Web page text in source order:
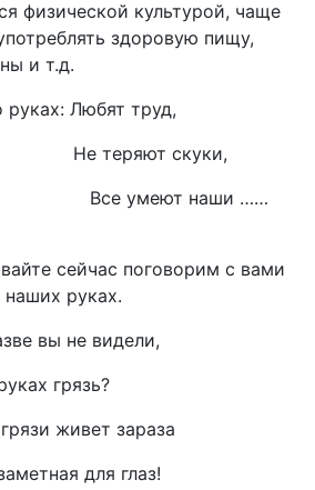
физической культурой, чаще
здоровую пищу,
и т.д.
руках: Любят труд,
скуки,
наши ……
сейчас поговорим с вами
руках.
вы не видели,
зараза
для глаз!